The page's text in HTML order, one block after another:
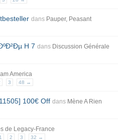
dans Pauper, Peasant
H 7 dans Discussion Générale
America
3 48 →
100€ Off dans Mène A Rien
de Legacy-France
1 2 3 32 →